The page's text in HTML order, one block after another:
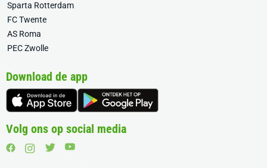
Sparta Rotterdam
FC Twente
AS Roma
PEC Zwolle
Download de app
Volg ons op social media